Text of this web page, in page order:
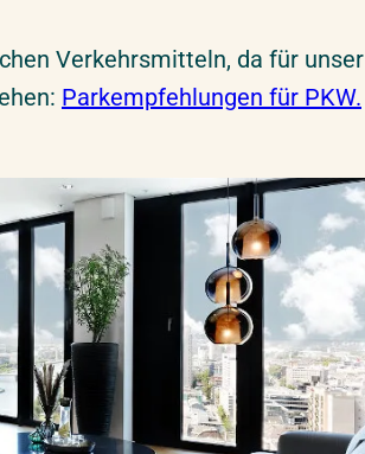
Verkehrsmitteln, da für unser
Parkempfehlungen für PKW.